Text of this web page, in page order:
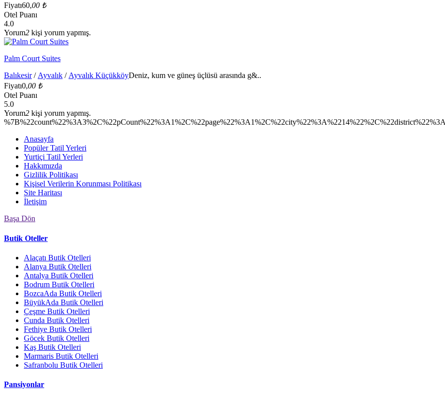
Fiyatı60,00 ₺
Otel Puanı
4.0
Yorum2 kişi yorum yapmış.
Palm Court Suites
Balıkesir/ Ayvalık / Ayvalık KüçükköyDeniz, kum ve güneş üçlüsü arasında g&..
Fiyatı0,00 ₺
Otel Puanı
5.0
Yorum2 kişi yorum yapmış.
Anasayfa
Popüler Tatil Yerleri
Yurtiçi Tatil Yerleri
Hakkımızda
Gizlilik Politikası
Kişisel Verilerin Korunması Politikası
Site Haritası
İletişim
Başa Dön
Butik Oteller
Alaçatı Butik Otelleri
Alanya Butik Otelleri
Antalya Butik Otelleri
Bodrum Butik Otelleri
BozcaAda Butik Otelleri
BüyükAda Butik Otelleri
Çeşme Butik Otelleri
Cunda Butik Otelleri
Fethiye Butik Otelleri
Göcek Butik Otelleri
Kaş Butik Otelleri
Marmaris Butik Otelleri
Safranbolu Butik Otelleri
Pansiyonlar